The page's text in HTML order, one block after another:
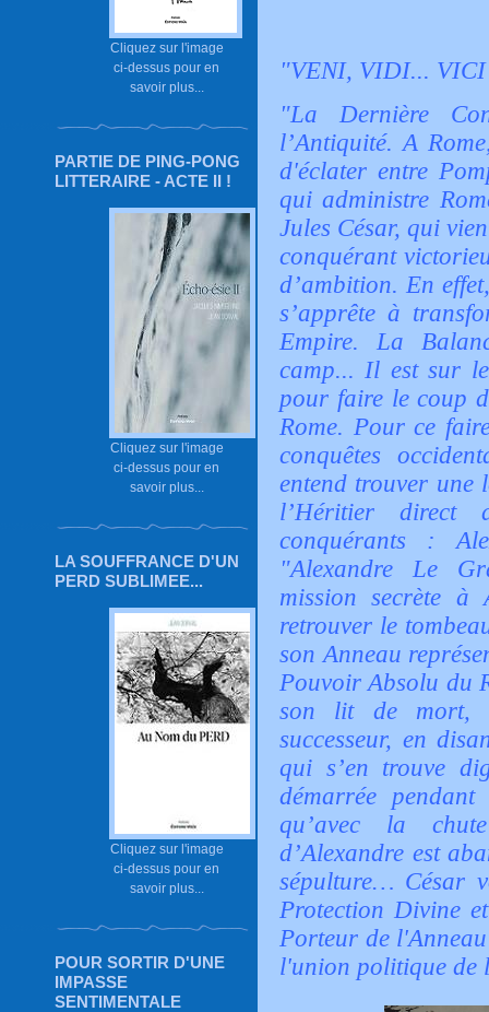
Cliquez sur l'image
ci-dessus pour en
savoir plus...
PARTIE DE PING-PONG
LITTERAIRE - ACTE II !
Cliquez sur l'image
ci-dessus pour en
savoir plus...
LA SOUFFRANCE D'UN
PERD SUBLIMEE...
Cliquez sur l'image
ci-dessus pour en
savoir plus...
POUR SORTIR D'UNE
IMPASSE
SENTIMENTALE
"VENI, VIDI...
"La Dernière
l’Antiquité. A
d'éclater entre
qui administre
Jules César, qui
conquérant
d’ambition. En
s’apprête à
Empire. La
camp... Il est sur
pour faire le coup
Rome. Pour ce
conquêtes
entend trouver une
l’Héritier
conquérants :
"Alexandre Le
mission secrète à
retrouver le
son Anneau
Pouvoir Absolu du
son lit de mort,
successeur, en
qui s’en trouve
démarrée
qu’avec la
d’Alexandre est
sépulture… César
Protection Divine
Porteur de
l'union politique de